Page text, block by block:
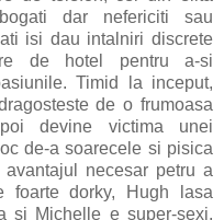
dar nefericiti sau
isi dau intalniri discrete
de hotel pentru a-si
Timid la inceput,
de o frumoasa
devine victima unei
de-a soarecele si pisica
necesar petru a
foarte dorky, Hugh lasa
si Michelle e super-sexi.